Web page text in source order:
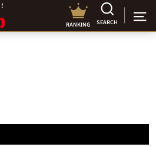
RANKING SEARCH